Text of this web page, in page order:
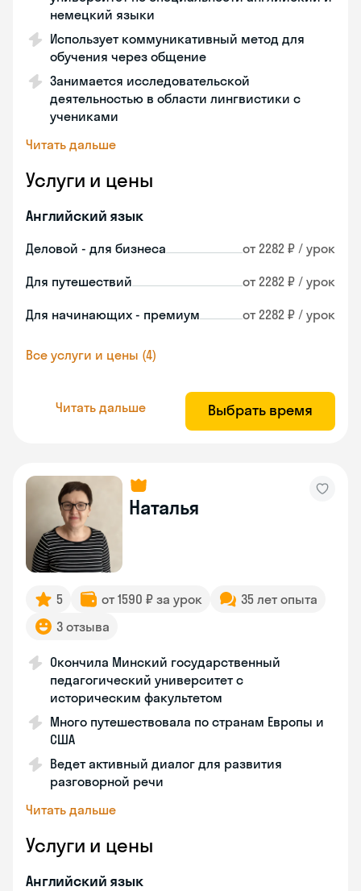
немецкий языки
Использует коммуникативный метод для
обучения через общение
Занимается исследовательской
деятельностью в области лингвистики с
учениками
Читать дальше
Услуги и цены
Английский язык
Деловой - для бизнеса от 2282 ₽ / урок
Для путешествий от 2282 ₽ / урок
Для начинающих - премиум от 2282 ₽ / урок
Все услуги и цены (4)
Читать дальше Выбрать время
Наталья
5 от 1590 ₽ за урок
35 лет опыта
3 отзыва
Окончила Минский государственный
педагогический университет с
историческим факультетом
Много путешествовала по странам Европы и
США
Ведет активный диалог для развития
разговорной речи
Читать дальше
Услуги и цены
Английский язык